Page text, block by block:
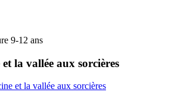
9-12 ans
la vallée aux sorcières
et la vallée aux sorcières